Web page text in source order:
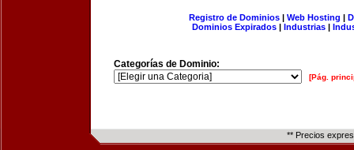
Registro de Dominios| Web Hosting |
Dominios Expirados | Industrias |
Categorías de Dominio:
[Pág.
** Precios